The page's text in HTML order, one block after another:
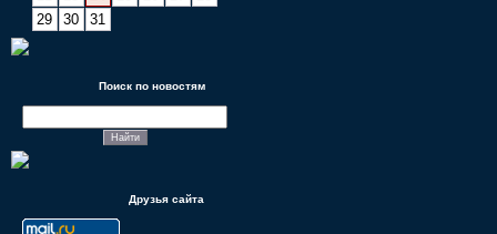
29
30 31
Поиск по новостям
Друзья сайта